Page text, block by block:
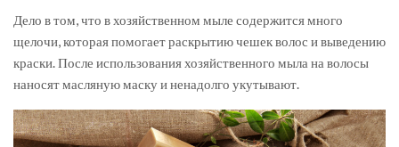
Дело в том, что в хозяйственном мыле содержится много
щелочи, которая помогает раскрытию чешек волос и выведению
краски. После использования хозяйственного мыла на волосы
наносят масляную маску и ненадолго укутывают.